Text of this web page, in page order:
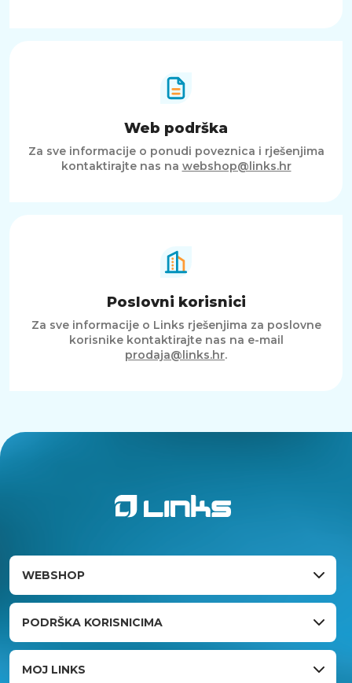
Web podrška
Za sve informacije o ponudi poveznica i rješenjima
kontaktirajte nas na webshop@links.hr
Poslovni korisnici
Za sve informacije o Links rješenjima za poslovne
korisnike kontaktirajte nas na e-mail
prodaja@links.hr.
WEBSHOP
PODRŠKA KORISNICIMA
MOJ LINKS